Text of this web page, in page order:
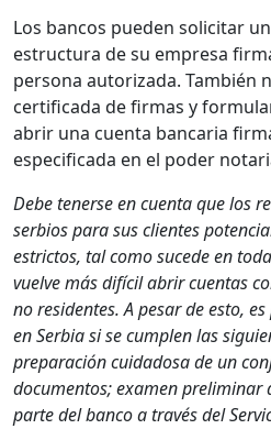
Los bancos pueden solicitar
estructura de su empresa
persona autorizada. También
certificada de firmas y
abrir una cuenta bancaria
especificada en el poder
Debe tenerse en cuenta que los
serbios para sus clientes
estrictos, tal como sucede en
vuelve más difícil abrir cuentas
no residentes. A pesar de esto,
en Serbia si se cumplen las
preparación cuidadosa de un
documentos; examen preliminar
parte del banco a través del